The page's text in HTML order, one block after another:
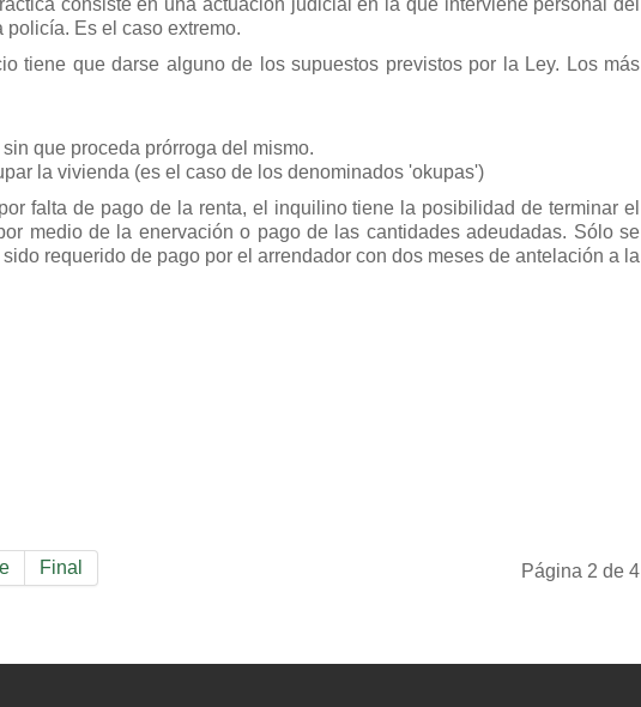
consiste en una actuación judicial en la que interviene personal del
Es el caso extremo.
tiene que darse alguno de los supuestos previstos por la Ley. Los más
que proceda prórroga del mismo.
la vivienda (es el caso de los denominados 'okupas')
falta de pago de la renta, el inquilino tiene la posibilidad de terminar el
medio de la enervación o pago de las cantidades adeudadas. Sólo se
requerido de pago por el arrendador con dos meses de antelación a la
Página 2 de 4
Final